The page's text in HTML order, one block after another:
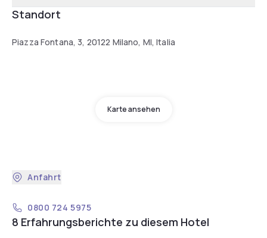
Standort
Piazza Fontana, 3, 20122 Milano, MI, Italia
Karte ansehen
Anfahrt
0800 724 5975
8 Erfahrungsberichte zu diesem Hotel